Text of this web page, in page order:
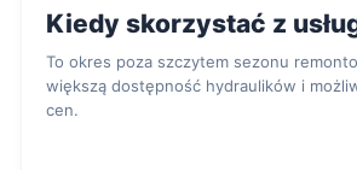
Kiedy skorzystać z
To okres poza szczytem sezonu
większą dostępność hydraulików i
cen.